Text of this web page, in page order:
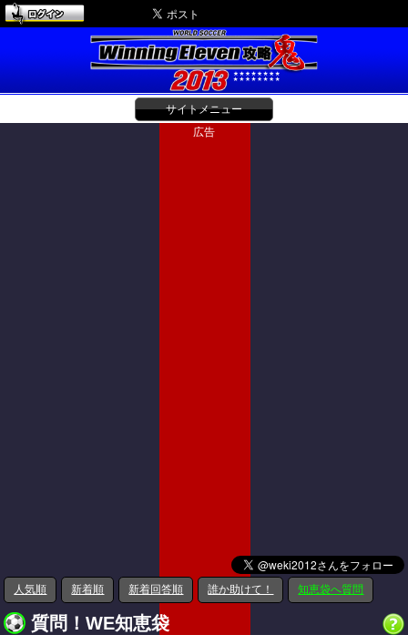
サイトメニュー
広告
人気順 新着順 新着回答順 誰か助けて！ 知恵袋へ質問
質問！WE知恵袋